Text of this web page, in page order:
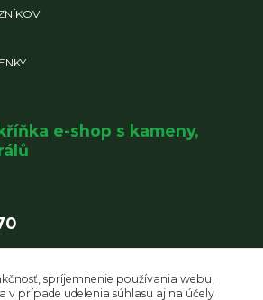
e-shop s kameny,
spríjemnenie používania webu,
v prípade udelenia súhlasu aj na účely